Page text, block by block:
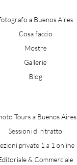
a Buenos Aires
Cosa faccio
Mostre
Gallerie
Blog
Tours a Buenos Aires
Sessioni di ritratto
private 1 a 1 online
& Commerciale